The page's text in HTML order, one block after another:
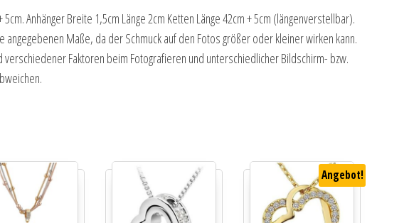
Anhänger Breite 1,5cm Länge 2cm Ketten Länge 42cm + 5cm (längenverstellbar).
angegebenen Maße, da der Schmuck auf den Fotos größer oder kleiner wirken kann.
verschiedener Faktoren beim Fotografieren und unterschiedlicher Bildschirm- bzw.
Angebot!